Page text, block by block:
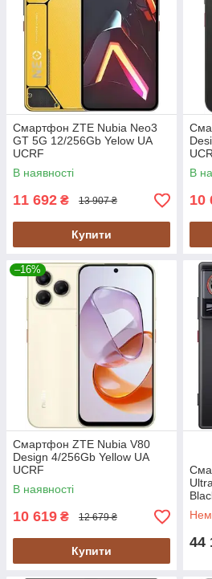
Смартфон ZTE Nubia Neo3
GT 5G 12/256Gb Yelow UA
UCRF
В наявності
11 692 ₴ 13 907 ₴
Купити
В
10
–16%
Смартфон ZTE Nubia V80
Design 4/256Gb Yellow UA
UCRF
В наявності
10 619 ₴ 12 679 ₴
Купити
44